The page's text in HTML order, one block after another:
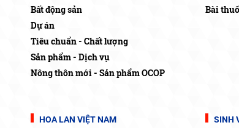
Bất động sản
Dự án
Tiêu chuẩn - Chất lượng
Sản phẩm - Dịch vụ
Nông thôn mới - Sản phẩm OCOP
Bài
HOA LAN VIỆT NAM SINH